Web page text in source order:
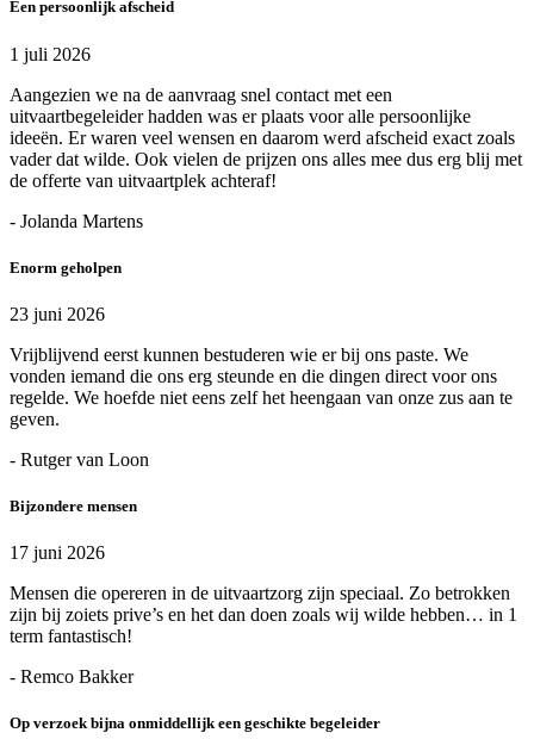
Een persoonlijk afscheid
1 juli 2026
Aangezien we na de aanvraag snel contact met een
uitvaartbegeleider hadden was er plaats voor alle persoonlijke
ideeën. Er waren veel wensen en daarom werd afscheid exact zoals
vader dat wilde. Ook vielen de prijzen ons alles mee dus erg blij met
de offerte van uitvaartplek achteraf!
- Jolanda Martens
Enorm geholpen
23 juni 2026
Vrijblijvend eerst kunnen bestuderen wie er bij ons paste. We
vonden iemand die ons erg steunde en die dingen direct voor ons
regelde. We hoefde niet eens zelf het heengaan van onze zus aan te
geven.
- Rutger van Loon
Bijzondere mensen
17 juni 2026
Mensen die opereren in de uitvaartzorg zijn speciaal. Zo betrokken
zijn bij zoiets prive’s en het dan doen zoals wij wilde hebben… in 1
term fantastisch!
- Remco Bakker
Op verzoek bijna onmiddellijk een geschikte begeleider